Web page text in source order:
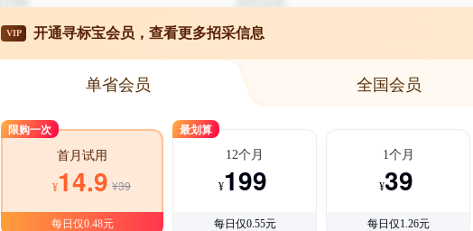
VIP 开通寻标宝会员，查看更多招采信息
单省会员 全国会员
限购一次
首月试用
¥14.9 ¥39
每日仅0.48元
最划算
12个月
¥199
每日仅0.55元
1个月
¥39
每日仅1.26元